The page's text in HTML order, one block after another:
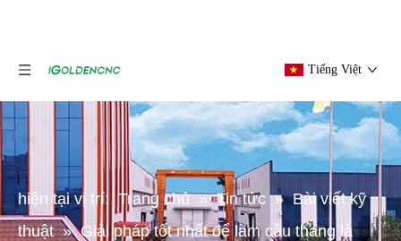
Tiếng Việt
hiện tại vị trí: Trang chủ » Tin tức » Bài viết kỹ
thuật » Giải pháp tốt nhất để làm cầu thang là